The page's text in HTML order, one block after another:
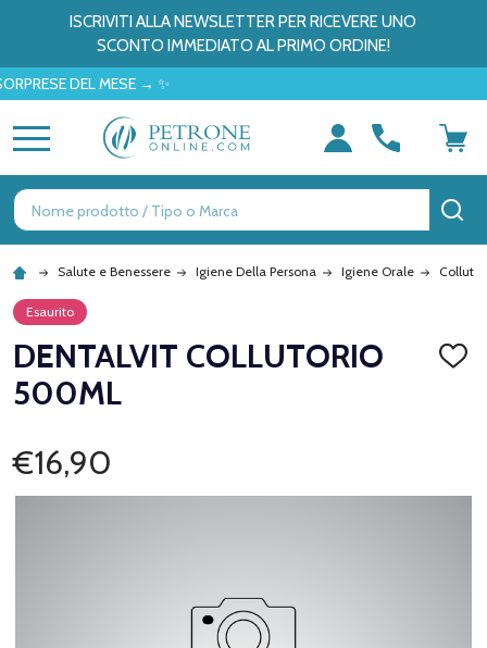
ISCRIVITI ALLA NEWSLETTER PER RICEVERE UNO
SCONTO IMMEDIATO AL PRIMO ORDINE!
DEL MESE → ✨
Ricerca
Salute e Benessere Igiene Della Persona Igiene Orale
Esaurito
DENTALVIT COLLUTORIO
500ML
€16,90